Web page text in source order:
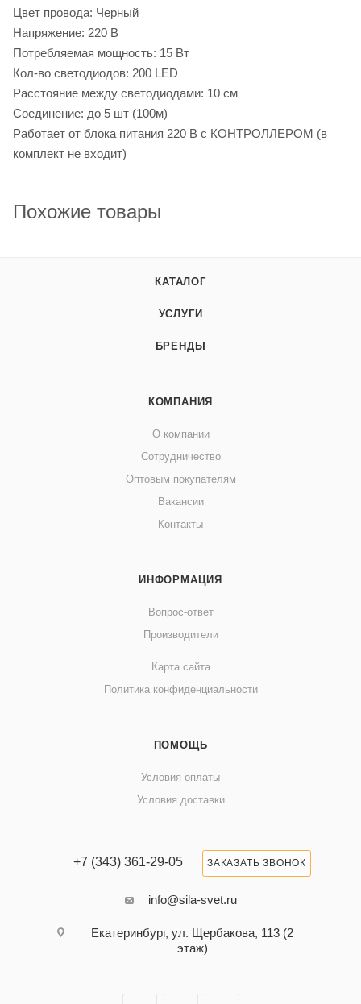
Цвет провода: Черный
Напряжение: 220 В
Потребляемая мощность: 15 Вт
Кол-во светодиодов: 200 LED
Расстояние между светодиодами: 10 см
Соединение: до 5 шт (100м)
Работает от блока питания 220 В с КОНТРОЛЛЕРОМ (в
комплект не входит)
Похожие товары
КАТАЛОГ
УСЛУГИ
БРЕНДЫ
КОМПАНИЯ
О компании
Сотрудничество
Оптовым покупателям
Вакансии
Контакты
ИНФОРМАЦИЯ
Вопрос-ответ
Производители
Карта сайта
Политика конфиденциальности
ПОМОЩЬ
Условия оплаты
Условия доставки
+7 (343) 361-29-05 ЗАКАЗАТЬ ЗВОНОК
info@sila-svet.ru
Екатеринбург, ул. Щербакова, 113 (2
этаж)